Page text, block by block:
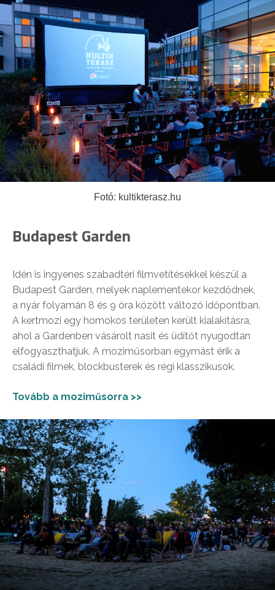
Fotó: kultikterasz.hu
Budapest Garden
Idén is ingyenes szabadtéri filmvetítésekkel készül a
Budapest Garden, melyek naplementekor kezdődnek,
a nyár folyamán 8 és 9 óra között változó időpontban.
A kertmozi egy homokos területen került kialakításra,
ahol a Gardenben vásárolt nasit és üdítőt nyugodtan
elfogyaszthatjuk. A moziműsorban egymást érik a
családi filmek, blockbusterek és régi klasszikusok.
Tovább a moziműsorra >>